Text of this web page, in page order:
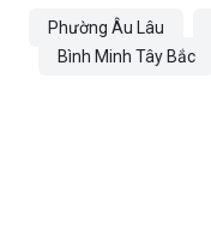
Phường Âu Lâu
Bình Minh Tây Bắc